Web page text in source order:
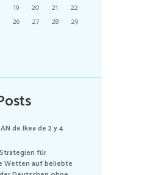
19 20 21
22
26 27 28
29
de Ikea de 2 y 4
für
Wetten auf beliebte